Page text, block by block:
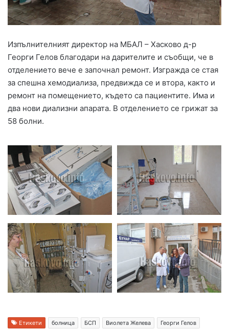
Изпълнителният директор на МБАЛ – Хасково д-р
Георги Гелов благодари на дарителите и съобщи, че в
отделението вече е започнал ремонт. Изгражда се стая
за спешна хемодиализа, предвижда се и втора, както и
ремонт на помещението, където са пациентите. Има и
два нови диализни апарата. В отделението се грижат за
58 болни.
Етикети болница БСП Виолета Желева
Георги Гелов